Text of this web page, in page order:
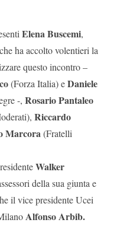
Elena Buscemi,
ha accolto volentieri la
questo incontro –
(Forza Italia) eDaniele
-, Rosario Pantaleo
Riccardo
Marcora(Fratelli
Walker
della sua giunta e
il vice presidente Ucei
Alfonso Arbib.